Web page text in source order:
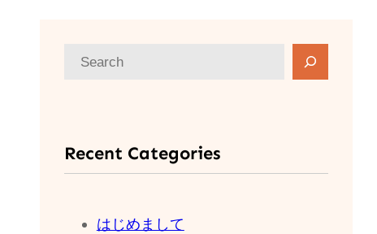
Recent Categories
はじめまして